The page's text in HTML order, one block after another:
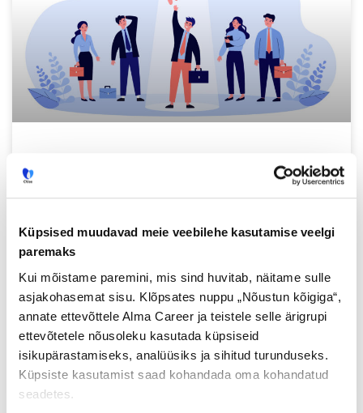
Küpsised muudavad meie veebilehe kasutamise veelgi
paremaks
Kui mõistame paremini, mis sind huvitab, näitame sulle
asjakohasemat sisu. Klõpsates nuppu „Nõustun kõigiga“,
annate ettevõttele Alma Career ja teistele selle ärigrupi
ettevõtetele nõusoleku kasutada küpsiseid
isikupärastamiseks, analüüsiks ja sihitud turunduseks.
Küpsiste kasutamist saad kohandada oma kohandatud
seadetes.
On ilmne, et organisatsiooni strateegia ja
inimressursi juhtimispraktikate vahel on
seos. Inimressursi juhtimise strateegia mitte
ainult ei tulene ettevõtte äristrateegilisest
suunitlusest, vaid annab sinna ka
Loe lisaks »